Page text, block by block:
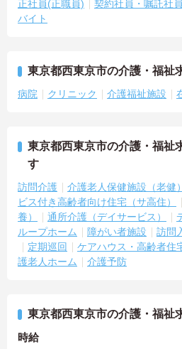
正社員(正職員) 契約社員・嘱託社員
バイト
東京都西東京市の介護・福祉
病院 クリニック 介護福祉施設
東京都西東京市の介護・福祉
す
訪問介護 介護老人保健施設（老健）
ビス付き高齢者向け住宅（サ高住）
養）
通所介護（デイサービス）
ループホーム
障がい者施設 訪問
定期巡回
ケアハウス・高齢者住
護老人ホーム
介護予防
東京都西東京市の介護・福祉
時給